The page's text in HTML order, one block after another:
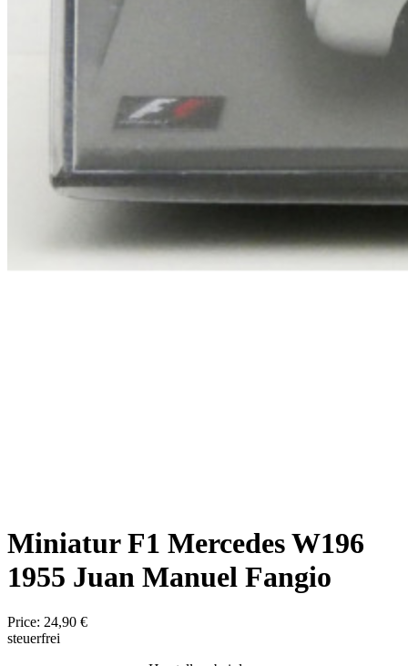
Miniatur F1 Mercedes W196
1955 Juan Manuel Fangio
Price: 24,90 €
steuerfrei